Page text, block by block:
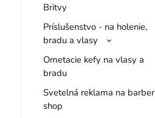
Britvy
Príslušenstvo - na holenie,
bradu a vlasy
Ometacie kefy na vlasy a
bradu
Svetelná reklama na barber
shop